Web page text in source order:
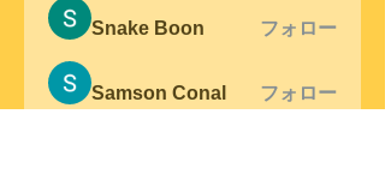
Snake Boon フォロー
Samson Conal フォロー